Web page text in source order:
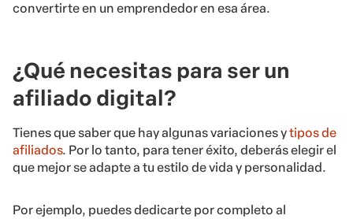
convertirte en un emprendedor en esa área.
¿Qué necesitas para ser un
afiliado digital?
Tienes que saber que hay algunas variaciones ytipos de
afiliados. Por lo tanto, para tener éxito, deberás elegir el
que mejor se adapte a tu estilo de vida y personalidad.
Por ejemplo, puedes dedicarte por completo al